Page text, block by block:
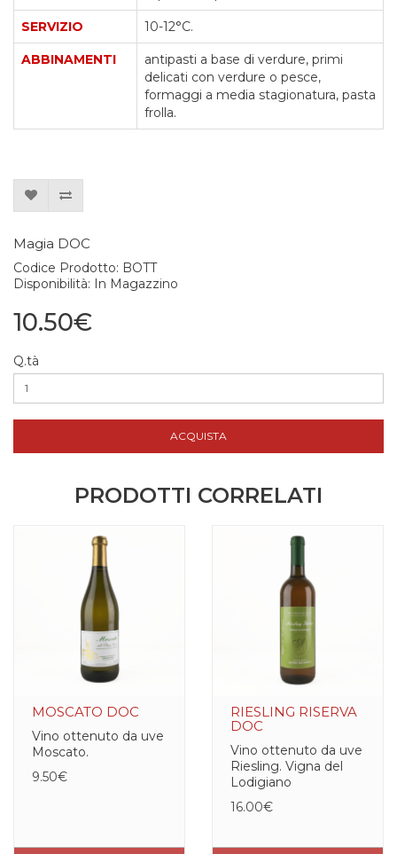
SERVIZIO 10-12°C.
ABBINAMENTI
antipasti a base di verdure, primi
delicati con verdure o pesce,
formaggi a media stagionatura, pasta
frolla.
Magia DOC
Codice Prodotto: BOTT
Disponibilità: In Magazzino
10.50€
Q.tà
ACQUISTA
PRODOTTI CORRELATI
MOSCATO DOC
Vino ottenuto da uve
Moscato.
9.50€
RIESLING RISERVA
DOC
Vino ottenuto da uve
Riesling. Vigna del
Lodigiano
16.00€